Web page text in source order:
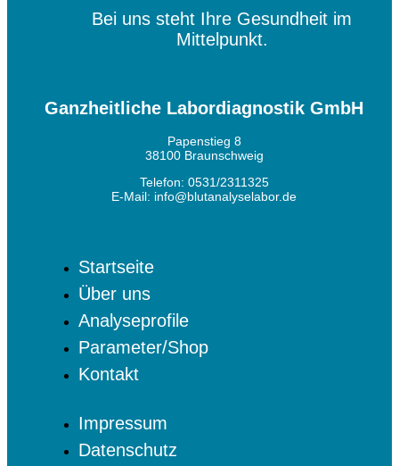
Bei uns steht Ihre Gesundheit im
Mittelpunkt.
Ganzheitliche Labordiagnostik GmbH
Papenstieg 8
38100 Braunschweig
Telefon: 0531/2311325
E-Mail: info@blutanalyselabor.de
Startseite
Über uns
Analyseprofile
Parameter/Shop
Kontakt
Impressum
Datenschutz